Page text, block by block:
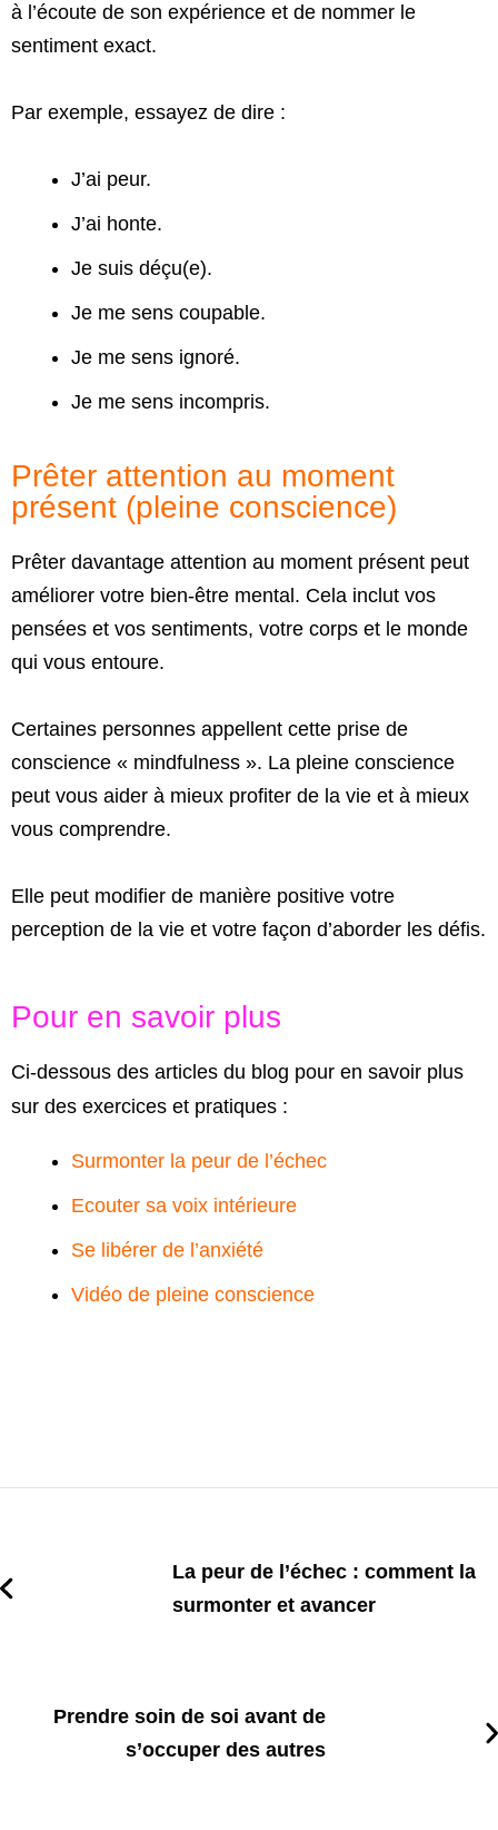
à l’écoute de son expérience et de nommer le
sentiment exact.
Par exemple, essayez de dire :
J’ai peur.
J’ai honte.
Je suis déçu(e).
Je me sens coupable.
Je me sens ignoré.
Je me sens incompris.
Prêter attention au moment
présent (pleine conscience)
Prêter davantage attention au moment présent peut
améliorer votre bien-être mental. Cela inclut vos
pensées et vos sentiments, votre corps et le monde
qui vous entoure.
Certaines personnes appellent cette prise de
conscience « mindfulness ». La pleine conscience
peut vous aider à mieux profiter de la vie et à mieux
vous comprendre.
Elle peut modifier de manière positive votre
perception de la vie et votre façon d’aborder les défis.
Pour en savoir plus
Ci-dessous des articles du blog pour en savoir plus
sur des exercices et pratiques :
Surmonter la peur de l’échec
Ecouter sa voix intérieure
Se libérer de l’anxiété
Vidéo de pleine conscience
La peur de l’échec : comment la
surmonter et avancer
Prendre soin de soi avant de
s’occuper des autres